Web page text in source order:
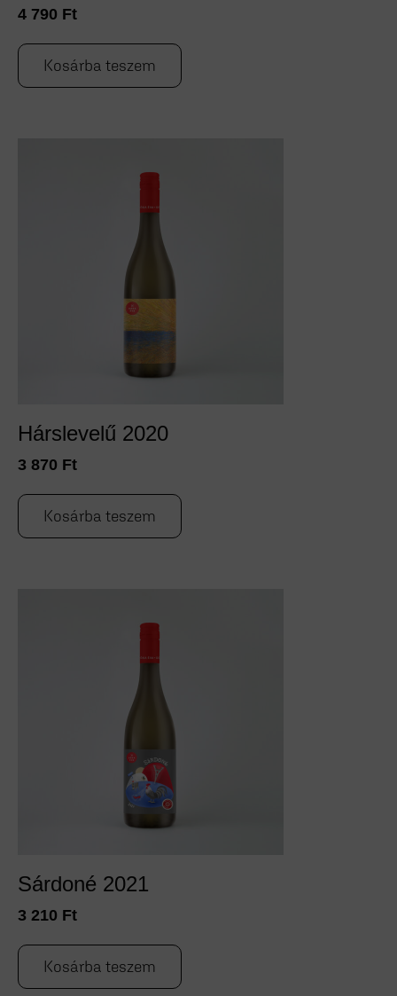
4 790 Ft
Kosárba teszem
Hárslevelű 2020
3 870 Ft
Kosárba teszem
Sárdoné 2021
3 210 Ft
Kosárba teszem